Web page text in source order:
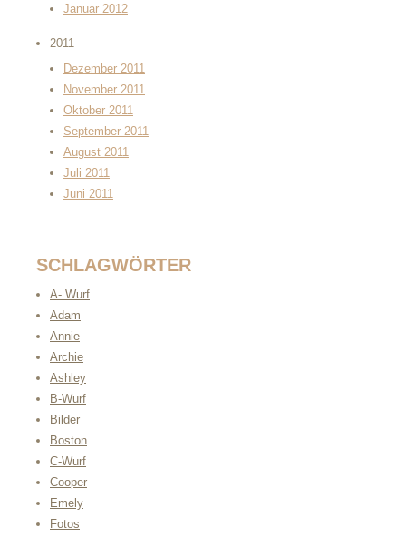
Januar 2012
2011
Dezember 2011
November 2011
Oktober 2011
September 2011
August 2011
Juli 2011
Juni 2011
SCHLAGWÖRTER
A- Wurf
Adam
Annie
Archie
Ashley
B-Wurf
Bilder
Boston
C-Wurf
Cooper
Emely
Fotos